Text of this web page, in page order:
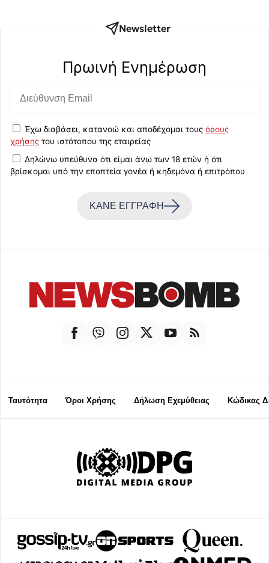
Newsletter
Πρωινή Eνημέρωση
Έχω διαβάσει, κατανοώ και αποδέχομαι τους όρους
χρήσης του ιστότοπου της εταιρείας
Δηλώνω υπεύθυνα ότι είμαι άνω των 18 ετών ή ότι
βρίσκομαι υπό την εποπτεία γονέα ή κηδεμόνα ή επιτρόπου
ΚΑΝΕ ΕΓΓΡΑΦΗ
Ταυτότητα Όροι Χρήσης Δήλωση Εχεμύθειας Κώδικας